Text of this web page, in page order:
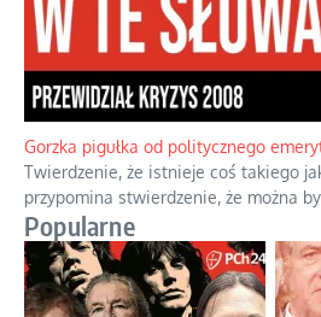
Boskie przestrogi na trudne czasy.
cyfrowego świata
Święte orędzia w cieniu smartfonów....